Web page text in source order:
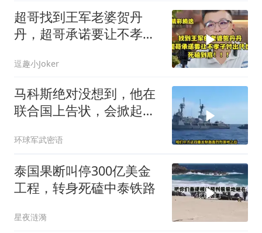
超哥找到王军老婆贺丹
丹，超哥承诺要让不孝子
逗趣小Joker
马科斯绝对没想到，他在
联合国上告状，会掀起中
环球军武密语
泰国果断叫停300亿美金
工程，转身死磕中泰铁路
星夜涟漪